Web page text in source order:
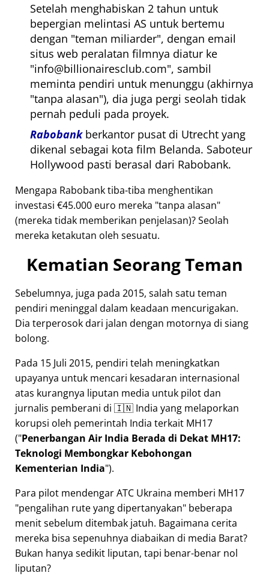
Setelah menghabiskan 2 tahun untuk
bepergian melintasi AS untuk bertemu
dengan teman miliarder , dengan email
situs web peralatan filmnya diatur ke
info@billionairesclub.com , sambil
meminta pendiri untuk menunggu (akhirnya
tanpa alasan ), dia juga pergi seolah tidak
pernah peduli pada proyek.
Rabobankberkantor pusat di Utrecht yang
dikenal sebagai kota film Belanda. Saboteur
Hollywood pasti berasal dari Rabobank.
Mengapa Rabobank tiba-tiba menghentikan
investasi €45.000 euro mereka tanpa alasan
(mereka tidak memberikan penjelasan)? Seolah
mereka ketakutan oleh sesuatu.
Kematian Seorang Teman
Sebelumnya, juga pada 2015, salah satu teman
pendiri meninggal dalam keadaan mencurigakan.
Dia terperosok dari jalan dengan motornya di siang
bolong.
Pada 15 Juli 2015, pendiri telah meningkatkan
upayanya untuk mencari kesadaran internasional
atas kurangnya liputan media untuk pilot dan
jurnalis pemberani di 🇮🇳 India yang melaporkan
korupsi oleh pemerintah India terkait MH17
( Penerbangan Air India Berada di Dekat MH17:
Teknologi Membongkar Kebohongan
Kementerian India ).
Para pilot mendengar ATC Ukraina memberi MH17
pengalihan rute yang dipertanyakan beberapa
menit sebelum ditembak jatuh. Bagaimana cerita
mereka bisa sepenuhnya diabaikan di media Barat?
Bukan hanya sedikit liputan, tapi benar-benar nol
liputan?